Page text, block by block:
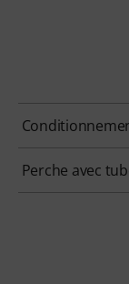
Perche avec